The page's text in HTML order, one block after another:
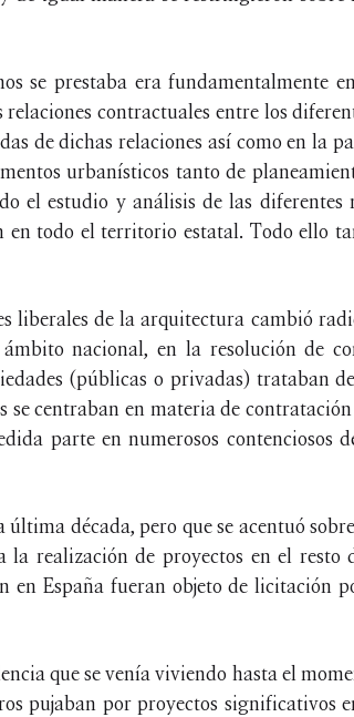
se prestaba era fundamentalmente
contractuales entre los
de dichas relaciones así como en la
urbanísticos tanto de
el estudio y análisis de las diferentes
en todo el territorio estatal. Todo ello
liberales de la arquitectura cambió
nacional, en la resolución de
(públicas o privadas) trataban
se centraban en materia de
parte en numerosos contenciosos
década, pero que se acentuó
la realización de proyectos en el resto
en España fueran objeto de licitación
que se venía viviendo hasta el
pujaban por proyectos significativos